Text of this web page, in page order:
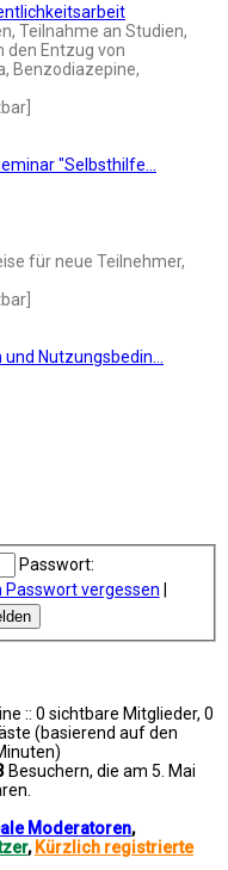
Teilnahme an Studien,
Entzug von
Benzodiazepine,
"Selbsthilfe…
für neue Teilnehmer,
und Nutzungsbedin…
Passwort:
Passwort vergessen
:: 0 sichtbare Mitglieder, 0
(basierend auf den
Besuchern, die am 5. Mai
Moderatoren,
, Kürzlich registrierte